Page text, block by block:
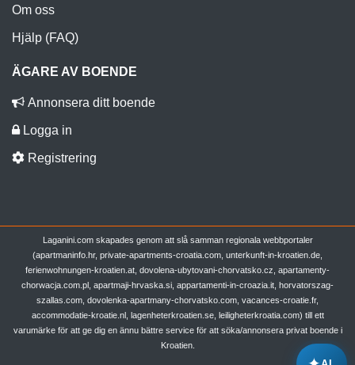
Om oss
Hjälp (FAQ)
ÄGARE AV BOENDE
Annonsera ditt boende
Logga in
Registrering
Laganini.com skapades genom att slå samman regionala webbportaler
(apartmaninfo.hr, private-apartments-croatia.com, unterkunft-in-kroatien.de,
ferienwohnungen-kroatien.at, dovolena-ubytovani-chorvatsko.cz, apartamenty-
chorwacja.com.pl, apartmaji-hrvaska.si, appartamenti-in-croazia.it, horvatorszag-
szallas.com, dovolenka-apartmany-chorvatsko.com, vacances-croatie.fr,
accommodatie-kroatie.nl, lagenheterkroatien.se, leiligheterkroatia.com) till ett
varumärke för att ge dig en ännu bättre service för att söka/annonsera privat boende i
Kroatien.